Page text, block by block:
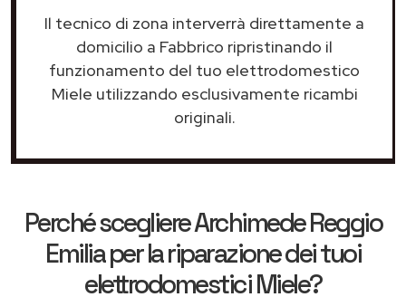
Il tecnico di zona interverrà direttamente a
domicilio a Fabbrico ripristinando il
funzionamento del tuo elettrodomestico
Miele utilizzando esclusivamente ricambi
originali.
Perché scegliereArchimede Reggio
Emiliaper la riparazione dei tuoi
elettrodomestici Miele?